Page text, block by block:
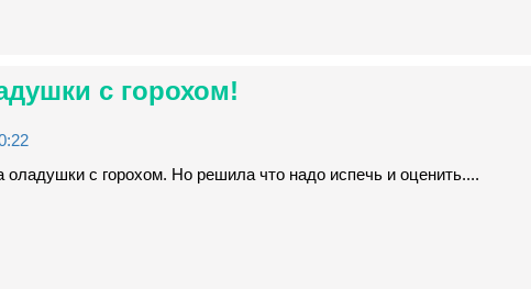
с горохом!
оладушки с горохом. Но решила что надо испечь и оценить....